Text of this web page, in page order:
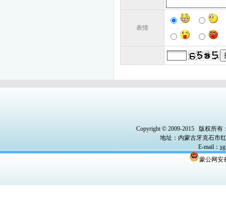
表情
Copyright © 2009-2015
版权所有
地址：内蒙古牙克石市
E-mail ：
蒙公网安